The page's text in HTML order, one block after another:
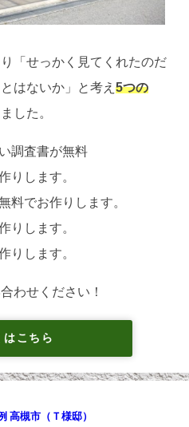
「せっかく見てくれたのだ
はないか」と考え 5つの
した。
調査書が無料
りします。
料でお作りします。
りします。
りします。
わせください！
はこちら
高槻市（Ｔ様邸）